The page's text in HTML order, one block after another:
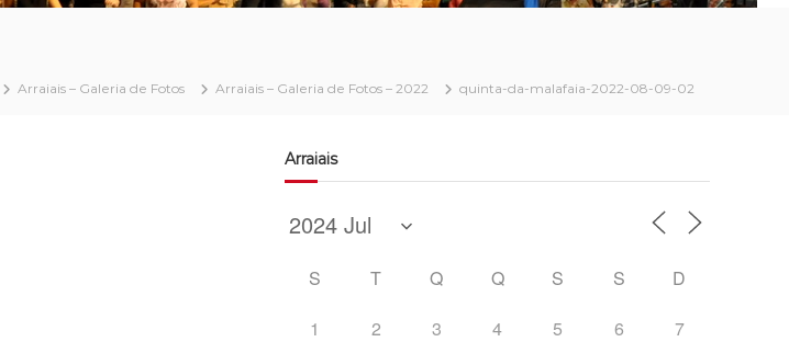
Arraiais – Galeria de Fotos Arraiais – Galeria de Fotos – 2022 quinta-da-malafaia-2022-08-09-02
Arraiais
S T Q Q S S
D
1
2 3 4 5 6 7